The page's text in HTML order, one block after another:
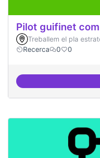
Pilot guifinet
Treballem el pla
Recerca
0 0